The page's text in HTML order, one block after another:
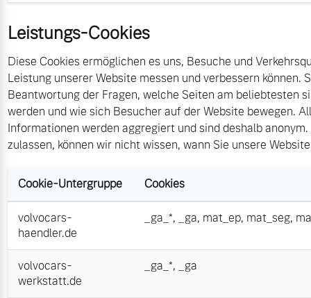
Leistungs-Cookies
Diese Cookies ermöglichen es uns, Besuche und
Leistung unserer Website messen und verbessern können.
Beantwortung der Fragen, welche Seiten am beliebtesten
werden und wie sich Besucher auf der Website bewegen.
Informationen werden aggregiert und sind deshalb
zulassen, können wir nicht wissen, wann Sie unsere
Cookie-Untergruppe Cookies
volvocars-
haendler.de
_ga_*, _ga, mat_ep, mat_seg,
volvocars-
werkstatt.de
_ga_*, _ga